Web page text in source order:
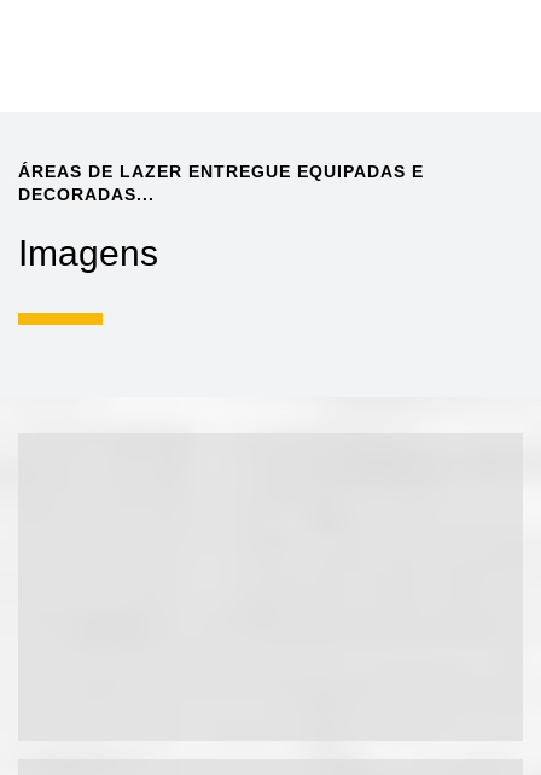
ÁREAS DE LAZER ENTREGUE EQUIPADAS E
DECORADAS...
Imagens